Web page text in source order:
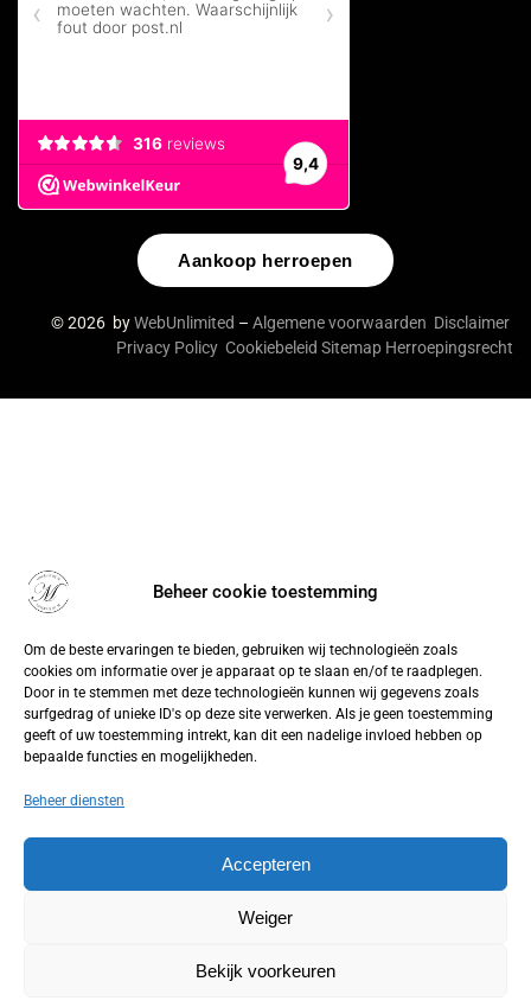
Beheer cookie toestemming
Om de beste ervaringen te bieden, gebruiken wij technologieën zoals
cookies om informatie over je apparaat op te slaan en/of te raadplegen.
Door in te stemmen met deze technologieën kunnen wij gegevens zoals
surfgedrag of unieke ID's op deze site verwerken. Als je geen toestemming
geeft of uw toestemming intrekt, kan dit een nadelige invloed hebben op
bepaalde functies en mogelijkheden.
Beheer diensten
Accepteren
Weiger
Bekijk voorkeuren
Aankoop herroepen
© 2026 byWebUnlimited – Algemene voorwaarden Disclaimer
Privacy Policy Cookiebeleid Sitemap Herroepingsrecht